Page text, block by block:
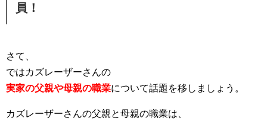
員！
さて、
ではカズレーザーさんの
実家の父親や母親の職業について話題を移しましょう。
カズレーザーさんの父親と母親の職業は、